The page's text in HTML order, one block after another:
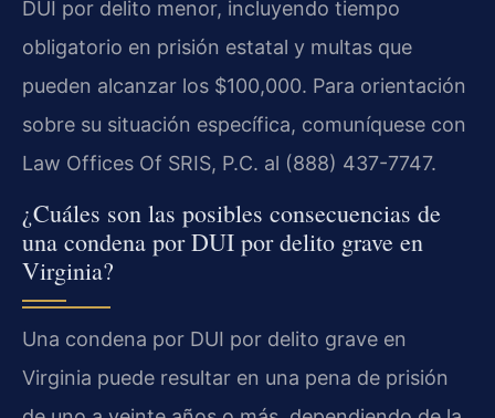
DUI por delito menor, incluyendo tiempo
obligatorio en prisión estatal y multas que
pueden alcanzar los $100,000. Para orientación
sobre su situación específica, comuníquese con
Law Offices Of SRIS, P.C. al (888) 437-7747.
¿Cuáles son las posibles consecuencias de
una condena por DUI por delito grave en
Virginia?
Una condena por DUI por delito grave en
Virginia puede resultar en una pena de prisión